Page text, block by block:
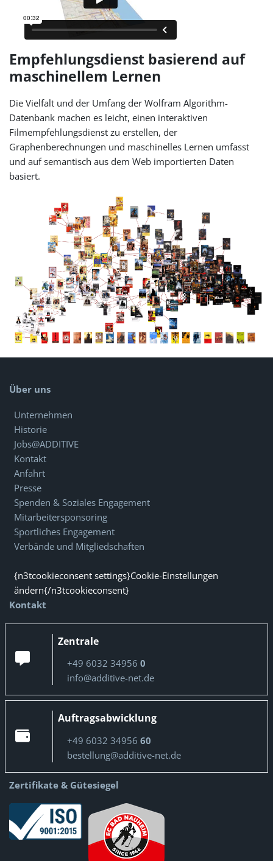
Empfehlungsdienst basierend auf
maschinellem Lernen
Die Vielfalt und der Umfang der Wolfram Algorithm-
Datenbank machen es leicht, einen interaktiven
Filmempfehlungsdienst zu erstellen, der
Graphenberechnungen und maschinelles Lernen umfasst
und auf semantisch aus dem Web importierten Daten
basiert.
Über uns
Unternehmen
Historie
Jobs@ADDITIVE
Kontakt
Anfahrt
Presse
Spenden & Soziales Engagement
Mitarbeitersponsoring
Sportliches Engagement
Verbände und Mitgliedschaften
{n3tcookieconsent settings}Cookie-Einstellungen
ändern{/n3tcookieconsent}
Kontakt
Zentrale
+49 6032 34956 0
info@additive-net.de
Auftragsabwicklung
+49 6032 34956 60
bestellung@additive-net.de
Zertifikate & Gütesiegel